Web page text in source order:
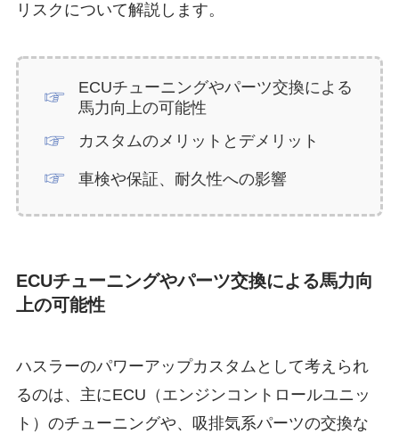
リスクについて解説します。
ECUチューニングやパーツ交換による
馬力向上の可能性
カスタムのメリットとデメリット
車検や保証、耐久性への影響
ECUチューニングやパーツ交換による馬力向
上の可能性
ハスラーのパワーアップカスタムとして考えられ
るのは、主にECU（エンジンコントロールユニッ
ト）のチューニングや、吸排気系パーツの交換な